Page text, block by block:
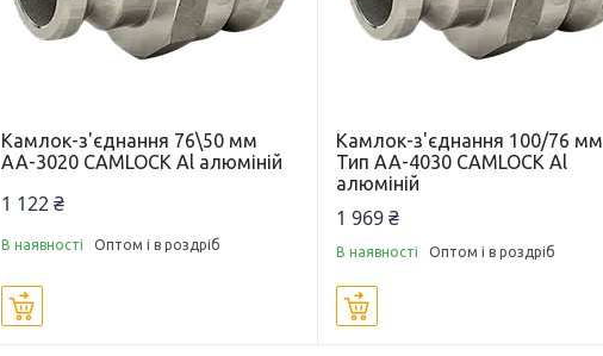
Камлок-з'єднання 76\50 мм
АА-3020 CAMLOCK Al алюміній
1 122 ₴
В наявності Оптом і в роздріб
Камлок-з'єднання 100/76 мм
Тип АА-4030 CAMLOCK Al
алюміній
1 969 ₴
В наявності Оптом і в роздріб